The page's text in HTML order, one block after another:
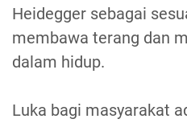
Heidegger sebagai
membawa terang dan
dalam hidup.
Luka bagi masyarakat